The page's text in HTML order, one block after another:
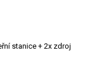
stanice + 2x zdroj